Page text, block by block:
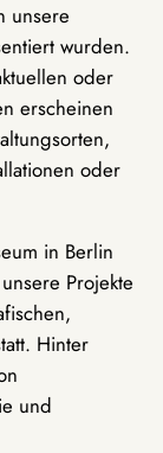
unsere
wurden.
oder
erscheinen
oder
in Berlin
Projekte
Hinter
und